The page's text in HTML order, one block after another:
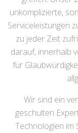
unkomplizierte,
Serviceleistungen
zu jeder Zeit
darauf, innerhalb
für
Wir sind ein
geschulten
Technologien im